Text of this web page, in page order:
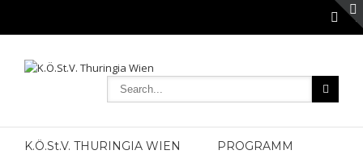
K.Ö.St.V. THURINGIA WIEN PROGRAMM